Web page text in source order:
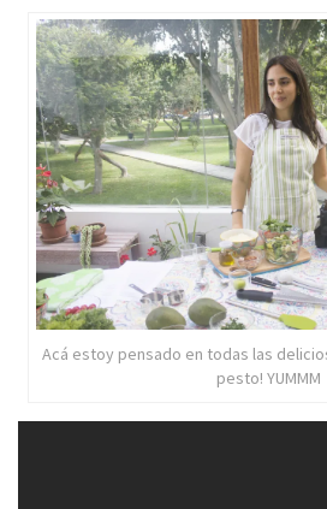
Acá estoy pensado en todas las
pesto! YUMMM